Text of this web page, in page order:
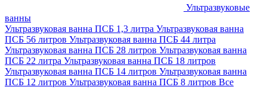
Ультразвуковые
ванны
Ультразвуковая ванна ПСБ 1,3 литра Ультразвуковая ванна
ПСБ 56 литров Ультразвуковая ванна ПСБ 44 литра
Ультразвуковая ванна ПСБ 28 литров Ультразвуковая ванна
ПСБ 22 литра Ультразвуковая ванна ПСБ 18 литров
Ультразвуковая ванна ПСБ 14 литров Ультразвуковая ванна
ПСБ 12 литров Ультразвуковая ванна ПСБ 8 литров Все